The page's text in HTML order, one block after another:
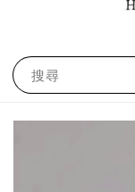
搜尋